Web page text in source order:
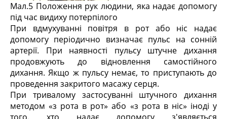
Мал.5 Положення рук людини, яка надає допомогу
під час видиху потерпілого
При вдмухуванні повітря в рот або ніс надає
допомогу періодично визначає пульс на сонній
артерії. При наявності пульсу штучне дихання
продовжують до відновлення самостійного
дихання. Якщо ж пульсу немає, то приступають до
проведення закритого масажу серця.
При тривалому застосуванні штучного дихання
методом «з рота в рот» або «з рота в ніс» іноді у